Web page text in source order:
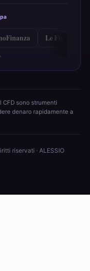
Le Figaro
sono strumenti
denaro rapidamente a
riservati · ALESSIO